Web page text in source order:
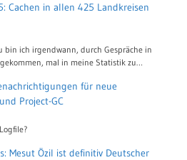
Cachen in allen 425 Landkreisen
bin ich irgendwann, durch Gespräche in
mal in meine Statistik zu…
für neue
Project-GC
Mesut Özil ist definitiv Deutscher